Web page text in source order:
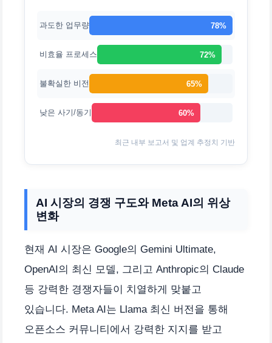
과도한 업무량 78%
비효율 프로세스 72%
불확실한 비전 65%
낮은 사기/동기 60%
최근 내부 보고서 및 업계 추정치 기반
AI 시장의 경쟁 구도와 Meta AI의 위상
변화
현재 AI 시장은 Google의 Gemini Ultimate,
OpenAI의 최신 모델, 그리고 Anthropic의 Claude
등 강력한 경쟁자들이 치열하게 맞붙고
있습니다. Meta AI는 Llama 최신 버전을 통해
오픈소스 커뮤니티에서 강력한 지지를 받고